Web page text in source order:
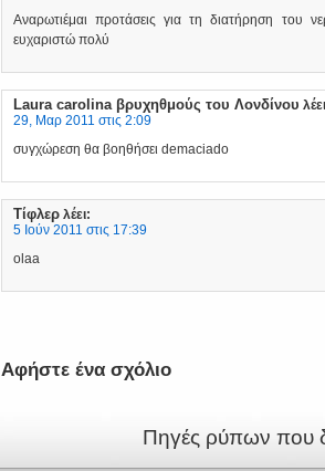
Αναρωτιέμαι προτάσεις για τη διατήρηση του
ευχαριστώ πολύ
Laura carolina βρυχηθμούς του Λονδίνου
29, Μαρ 2011 στις 2:09
συγχώρεση θα βοηθήσει demaciado
Τίφλερ λέει:
5 Ιούν 2011 στις 17:39
olaa
Αφήστε ένα σχόλιο
Πηγές ρύπων που